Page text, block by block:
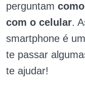
perguntam
com o celular.
smartphone é
te passar
te ajudar!